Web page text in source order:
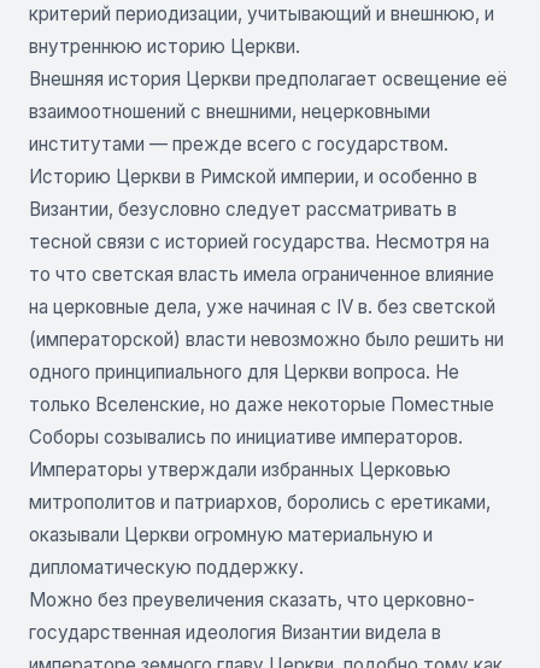
критерий периодизации, учитывающий и внешнюю, и
внутреннюю историю Церкви.
Внешняя история Церкви предполагает освещение её
взаимоотношений с внешними, нецерковными
институтами — прежде всего с государством.
Историю Церкви в Римской империи, и особенно в
Византии, безусловно следует рассматривать в
тесной связи с историей государства. Несмотря на
то что светская власть имела ограниченное влияние
на церковные дела, уже начиная с IV в. без светской
(императорской) власти невозможно было решить ни
одного принципиального для Церкви вопроса. Не
только Вселенские, но даже некоторые Поместные
Соборы созывались по инициативе императоров.
Императоры утверждали избранных Церковью
митрополитов и патриархов, боролись с еретиками,
оказывали Церкви огромную материальную и
дипломатическую поддержку.
Можно без преувеличения сказать, что церковно-
государственная идеология Византии видела в